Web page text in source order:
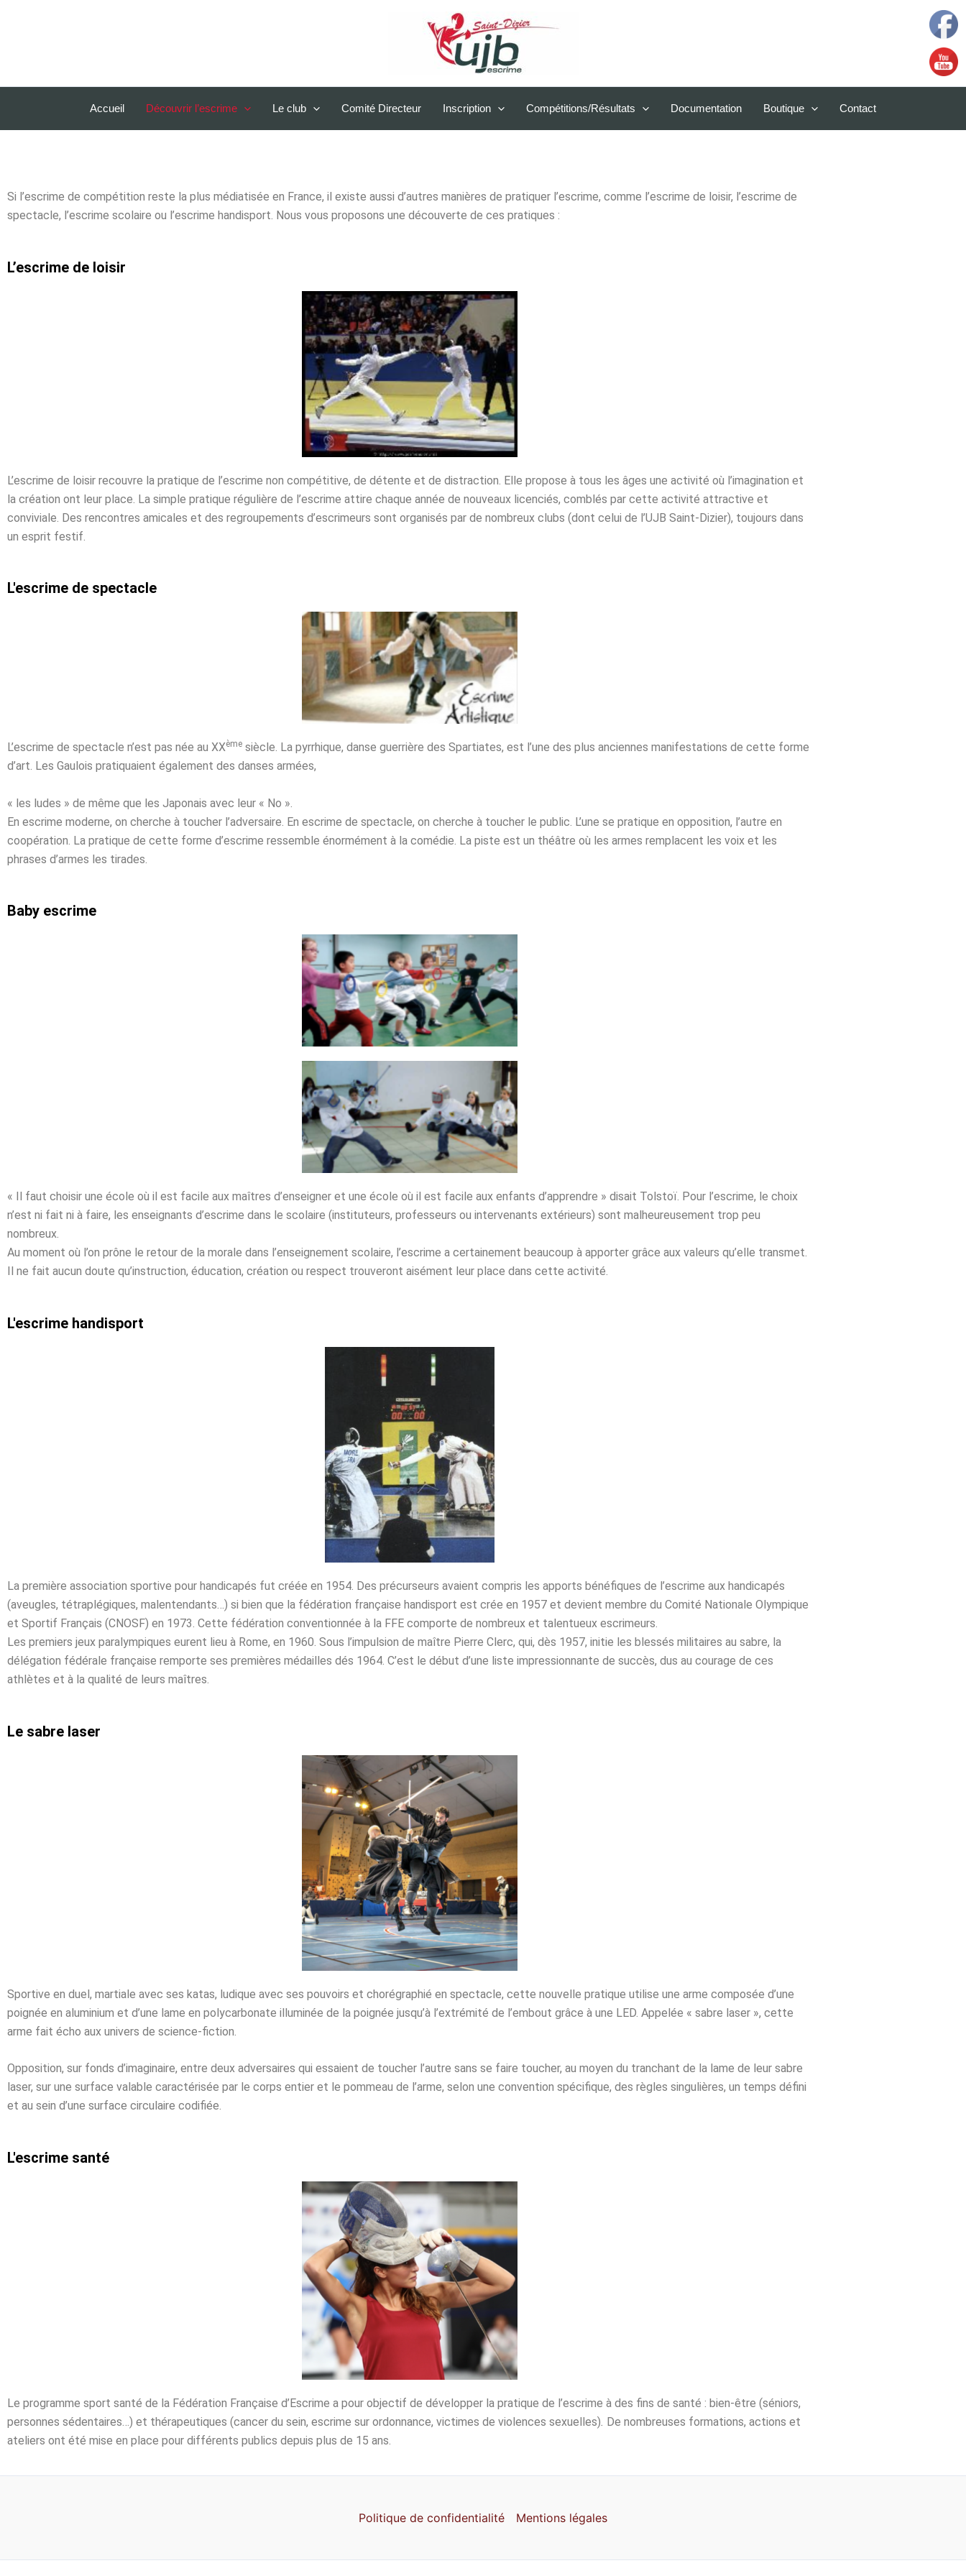
Accueil Découvrir l’escrime Le club Comité Directeur Inscription Compétitions/Résultats Documentation Boutique Contact
Si l’escrime de compétition reste la plus médiatisée en France, il existe aussi d’autres manières de pratiquer l’escrime, comme l’escrime de loisir, l’escrime de
spectacle, l’escrime scolaire ou l’escrime handisport. Nous vous proposons une découverte de ces pratiques :
L’escrime de loisir
L’escrime de loisir recouvre la pratique de l’escrime non compétitive, de détente et de distraction. Elle propose à tous les âges une activité où l’imagination et
la création ont leur place. La simple pratique régulière de l’escrime attire chaque année de nouveaux licenciés, comblés par cette activité attractive et
conviviale. Des rencontres amicales et des regroupements d’escrimeurs sont organisés par de nombreux clubs (dont celui de l’UJB Saint-Dizier), toujours dans
un esprit festif.
L'escrime de spectacle
L’escrime de spectacle n’est pas née au XXème siècle. La pyrrhique, danse guerrière des Spartiates, est l’une des plus anciennes manifestations de cette forme
d’art. Les Gaulois pratiquaient également des danses armées,
« les ludes » de même que les Japonais avec leur « No ».
En escrime moderne, on cherche à toucher l’adversaire. En escrime de spectacle, on cherche à toucher le public. L’une se pratique en opposition, l’autre en
coopération. La pratique de cette forme d’escrime ressemble énormément à la comédie. La piste est un théâtre où les armes remplacent les voix et les
phrases d’armes les tirades.
Baby escrime
« Il faut choisir une école où il est facile aux maîtres d’enseigner et une école où il est facile aux enfants d’apprendre » disait Tolstoï. Pour l’escrime, le choix
n’est ni fait ni à faire, les enseignants d’escrime dans le scolaire (instituteurs, professeurs ou intervenants extérieurs) sont malheureusement trop peu
nombreux.
Au moment où l’on prône le retour de la morale dans l’enseignement scolaire, l’escrime a certainement beaucoup à apporter grâce aux valeurs qu’elle transmet.
Il ne fait aucun doute qu’instruction, éducation, création ou respect trouveront aisément leur place dans cette activité.
L'escrime handisport
La première association sportive pour handicapés fut créée en 1954. Des précurseurs avaient compris les apports bénéfiques de l’escrime aux handicapés
(aveugles, tétraplégiques, malentendants…) si bien que la fédération française handisport est crée en 1957 et devient membre du Comité Nationale Olympique
et Sportif Français (CNOSF) en 1973. Cette fédération conventionnée à la FFE comporte de nombreux et talentueux escrimeurs.
Les premiers jeux paralympiques eurent lieu à Rome, en 1960. Sous l’impulsion de maître Pierre Clerc, qui, dès 1957, initie les blessés militaires au sabre, la
délégation fédérale française remporte ses premières médailles dés 1964. C’est le début d’une liste impressionnante de succès, dus au courage de ces
athlètes et à la qualité de leurs maîtres.
Le sabre laser
Sportive en duel, martiale avec ses katas, ludique avec ses pouvoirs et chorégraphié en spectacle, cette nouvelle pratique utilise une arme composée d’une
poignée en aluminium et d’une lame en polycarbonate illuminée de la poignée jusqu’à l’extrémité de l’embout grâce à une LED. Appelée « sabre laser », cette
arme fait écho aux univers de science-fiction.
Opposition, sur fonds d’imaginaire, entre deux adversaires qui essaient de toucher l’autre sans se faire toucher, au moyen du tranchant de la lame de leur sabre
laser, sur une surface valable caractérisée par le corps entier et le pommeau de l’arme, selon une convention spécifique, des règles singulières, un temps défini
et au sein d’une surface circulaire codifiée.
L'escrime santé
Le programme sport santé de la Fédération Française d’Escrime a pour objectif de développer la pratique de l’escrime à des fins de santé : bien-être (séniors,
personnes sédentaires…) et thérapeutiques (cancer du sein, escrime sur ordonnance, victimes de violences sexuelles) De nombreuses formations, actions et
ateliers ont été mise en place pour différents publics depuis plus de 15 ans.
Politique de confidentialité Mentions légales